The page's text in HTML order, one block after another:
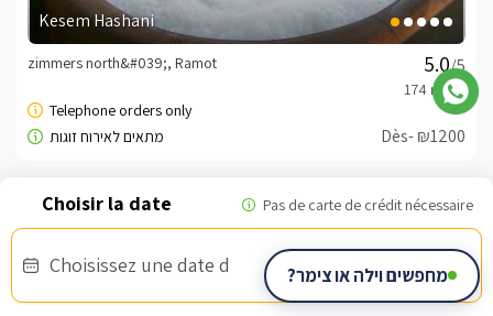
Choisissez une date d
Kesem Hashani
/5
zimmers north&#039;, Ramot
Dès- ₪1200
מחפשים וילה או צימר?